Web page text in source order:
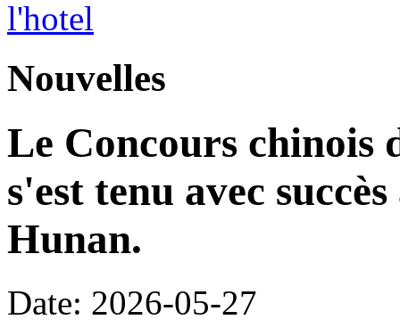
Nouvelles
Le Concours chinois
s'est tenu avec
Hunan.
Date: 2026-05-27